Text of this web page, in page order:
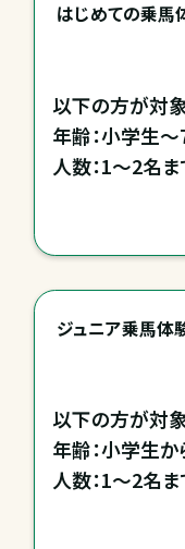
はじめての乗馬
以下の方が対
年齢：小学生
ジュニア乗馬体
以下の方が対
年齢：小学生
人数：1～2名ま